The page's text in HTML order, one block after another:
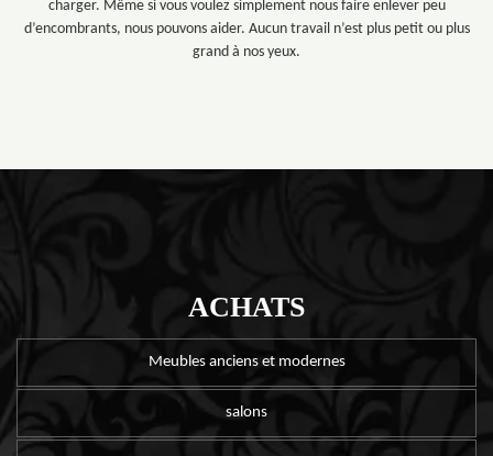
charger. Même si vous voulez simplement nous faire enlever peu
d’encombrants, nous pouvons aider. Aucun travail n’est plus petit ou plus
grand à nos yeux.
ACHATS
Meubles anciens et modernes
salons